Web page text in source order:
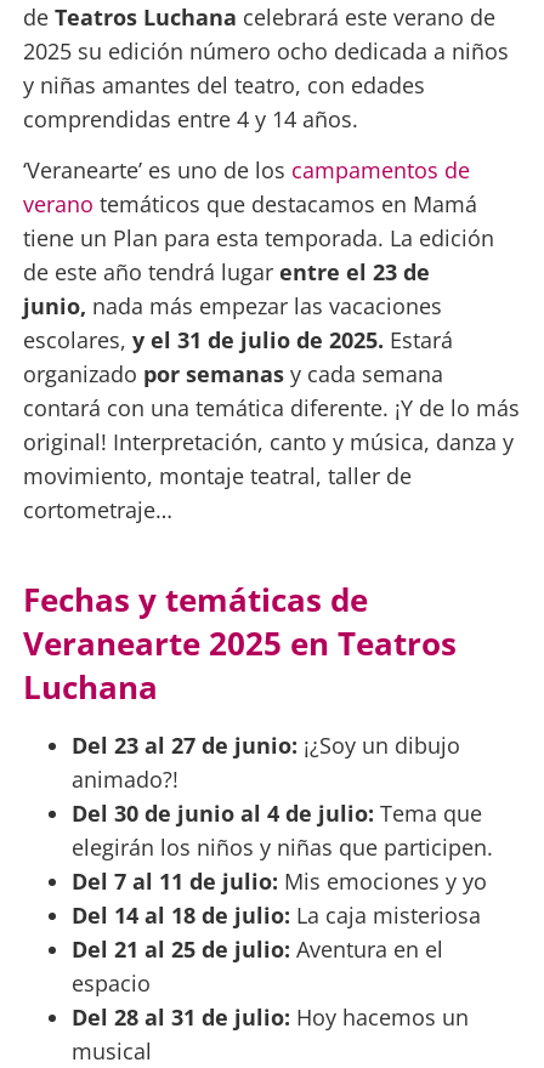
de Teatros Luchana celebrará este verano de
2025 su edición número ocho dedicada a niños
y niñas amantes del teatro, con edades
comprendidas entre 4 y 14 años.
‘Veranearte’ es uno de los campamentos de
verano temáticos que destacamos en Mamá
tiene un Plan para esta temporada. La edición
de este año tendrá lugar entre el 23 de
junio, nada más empezar las vacaciones
escolares, y el 31 de julio de 2025. Estará
organizado por semanasy cada semana
contará con una temática diferente. ¡Y de lo más
original! Interpretación, canto y música, danza y
movimiento, montaje teatral, taller de
cortometraje…
Fechas y temáticas de
Veranearte 2025 en Teatros
Luchana
Del 23 al 27 de junio: ¡¿Soy un dibujo
animado?!
Del 30 de junio al 4 de julio: Tema que
elegirán los niños y niñas que participen.
Del 7 al 11 de julio: Mis emociones y yo
Del 14 al 18 de julio: La caja misteriosa
Del 21 al 25 de julio: Aventura en el
espacio
Del 28 al 31 de julio: Hoy hacemos un
musical